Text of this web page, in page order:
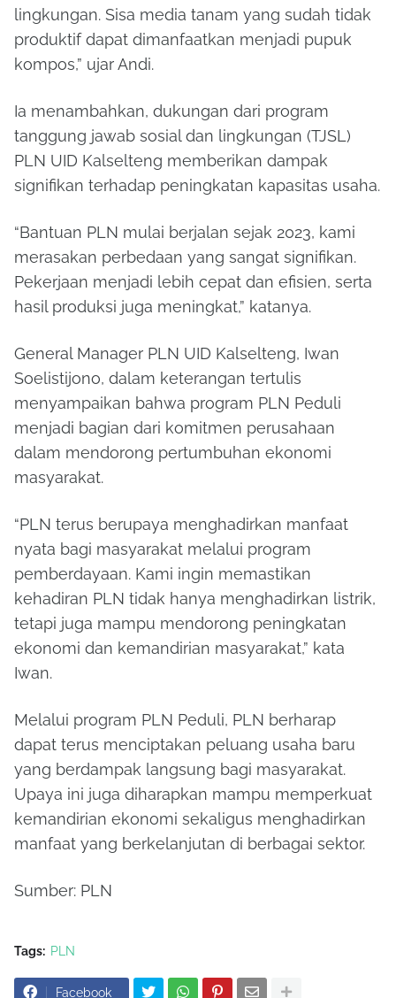
lingkungan. Sisa media tanam yang sudah tidak
produktif dapat dimanfaatkan menjadi pupuk
kompos,” ujar Andi.
Ia menambahkan, dukungan dari program
tanggung jawab sosial dan lingkungan (TJSL)
PLN UID Kalselteng memberikan dampak
signifikan terhadap peningkatan kapasitas usaha.
“Bantuan PLN mulai berjalan sejak 2023, kami
merasakan perbedaan yang sangat signifikan.
Pekerjaan menjadi lebih cepat dan efisien, serta
hasil produksi juga meningkat,” katanya.
General Manager PLN UID Kalselteng, Iwan
Soelistijono, dalam keterangan tertulis
menyampaikan bahwa program PLN Peduli
menjadi bagian dari komitmen perusahaan
dalam mendorong pertumbuhan ekonomi
masyarakat.
“PLN terus berupaya menghadirkan manfaat
nyata bagi masyarakat melalui program
pemberdayaan. Kami ingin memastikan
kehadiran PLN tidak hanya menghadirkan listrik,
tetapi juga mampu mendorong peningkatan
ekonomi dan kemandirian masyarakat,” kata
Iwan.
Melalui program PLN Peduli, PLN berharap
dapat terus menciptakan peluang usaha baru
yang berdampak langsung bagi masyarakat.
Upaya ini juga diharapkan mampu memperkuat
kemandirian ekonomi sekaligus menghadirkan
manfaat yang berkelanjutan di berbagai sektor.
Sumber: PLN
Tags: PLN
Facebook